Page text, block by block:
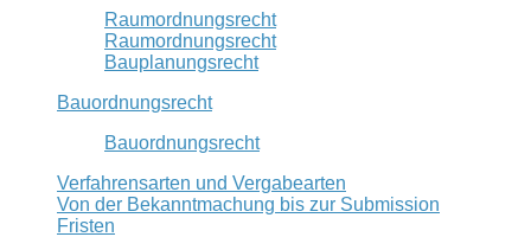
Raumordnungsrecht
Raumordnungsrecht
Bauplanungsrecht
Bauordnungsrecht
Bauordnungsrecht
Verfahrensarten und Vergabearten
Von der Bekanntmachung bis zur Submission
Fristen